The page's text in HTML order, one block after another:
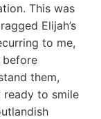
This was
Elijah’s
to me,
before
them,
ready to smile